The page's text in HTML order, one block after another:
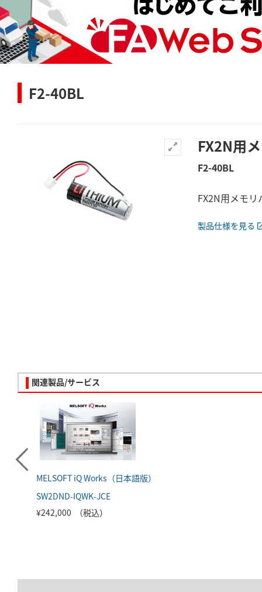
F2-40BL
FX2N用
F2-40BL
FX2N用メモ
製品仕様を見る
関連製品/サービス
MELSOFT iQ Works（日本語版）
SW2DND-IQWK-JCE
¥242,000 （税込）